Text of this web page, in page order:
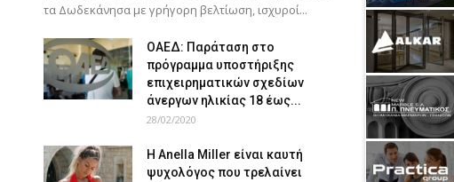
τα Δωδεκάνησα με γρήγορη βελτίωση, ισχυροί...
ΟΑΕΔ: Παράταση στο
πρόγραμμα υποστήριξης
επιχειρηματικών σχεδίων
άνεργων ηλικίας 18 έως...
28/02/2020
Η Anella Miller είναι καυτή
ψυχολόγος που τρελαίνει